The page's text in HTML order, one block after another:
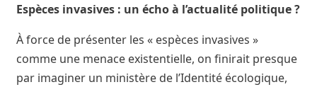
Espèces invasives : un écho à l’actualité politique ?
À force de présenter les « espèces invasives »
comme une menace existentielle, on finirait presque
par imaginer un ministère de l’Identité écologique,